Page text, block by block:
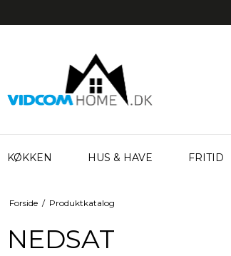
KØKKEN HUS & HAVE FRITID
Forside / Produktkatalog
NEDSAT